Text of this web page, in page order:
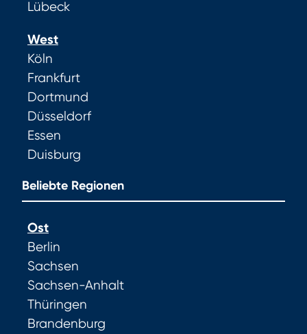
Lübeck
West
Köln
Frankfurt
Dortmund
Düsseldorf
Essen
Duisburg
Beliebte Regionen
Ost
Berlin
Sachsen
Sachsen-Anhalt
Thüringen
Brandenburg